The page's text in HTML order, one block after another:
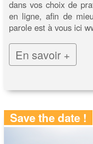
dans vos choix de
en ligne, afin de
parole est à vous ici
En savoir +
Save the date !